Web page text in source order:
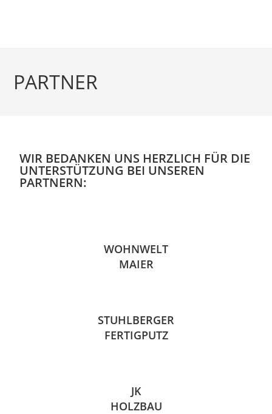
PARTNER
WIR BEDANKEN UNS HERZLICH FÜR DIE
UNTERSTÜTZUNG BEI UNSEREN
PARTNERN:
WOHNWELT
MAIER
STUHLBERGER
FERTIGPUTZ
JK
HOLZBAU